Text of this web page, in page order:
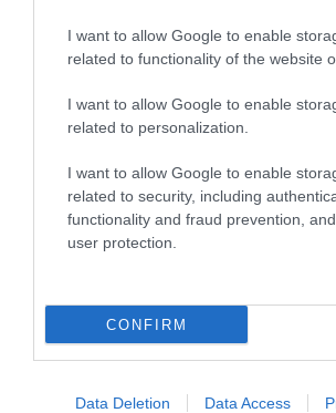
I want to allow Google to enable
related to functionality of the website
I want to allow Google to enable
related to personalization.
I want to allow Google to enable
related to security, including
functionality and fraud prevention,
user protection.
CONFIRM
Data Deletion Data Access